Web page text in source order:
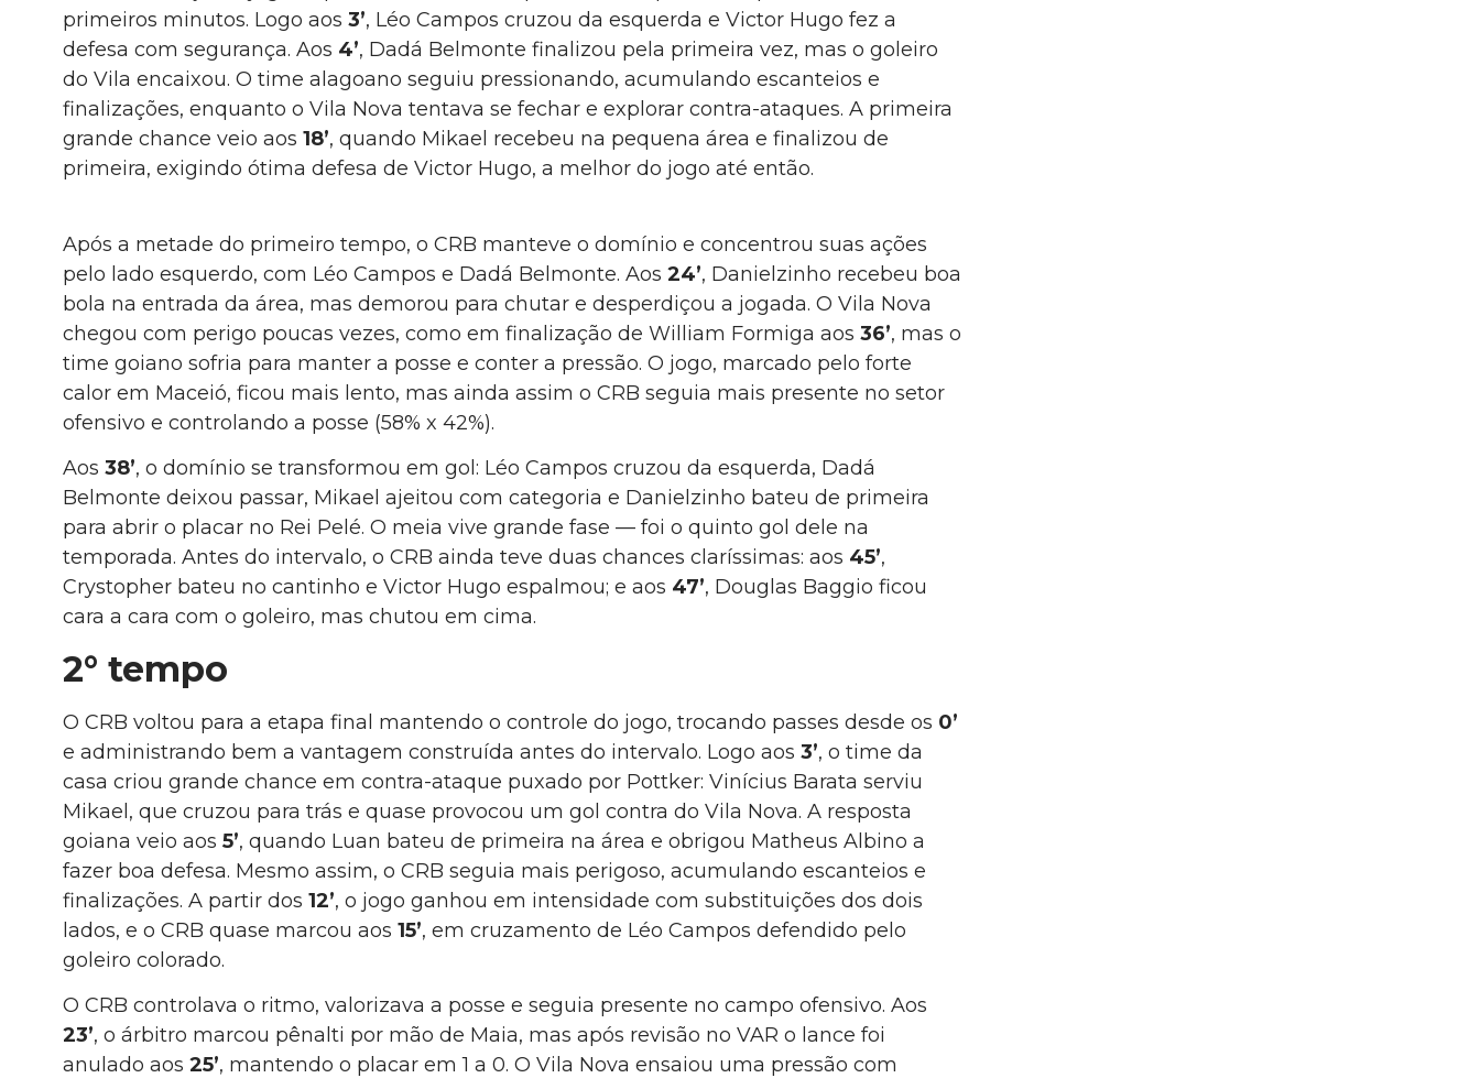
primeiros minutos. Logo aos 3’, Léo Campos cruzou da esquerda e Victor Hugo fez a
defesa com segurança. Aos 4’, Dadá Belmonte finalizou pela primeira vez, mas o goleiro
do Vila encaixou. O time alagoano seguiu pressionando, acumulando escanteios e
finalizações, enquanto o Vila Nova tentava se fechar e explorar contra-ataques. A primeira
grande chance veio aos 18’, quando Mikael recebeu na pequena área e finalizou de
primeira, exigindo ótima defesa de Victor Hugo, a melhor do jogo até então.
Após a metade do primeiro tempo, o CRB manteve o domínio e concentrou suas ações
pelo lado esquerdo, com Léo Campos e Dadá Belmonte. Aos 24’, Danielzinho recebeu boa
bola na entrada da área, mas demorou para chutar e desperdiçou a jogada. O Vila Nova
chegou com perigo poucas vezes, como em finalização de William Formiga aos 36’, mas o
time goiano sofria para manter a posse e conter a pressão. O jogo, marcado pelo forte
calor em Maceió, ficou mais lento, mas ainda assim o CRB seguia mais presente no setor
ofensivo e controlando a posse (58% x 42%).
Aos 38’, o domínio se transformou em gol: Léo Campos cruzou da esquerda, Dadá
Belmonte deixou passar, Mikael ajeitou com categoria e Danielzinho bateu de primeira
para abrir o placar no Rei Pelé. O meia vive grande fase — foi o quinto gol dele na
temporada. Antes do intervalo, o CRB ainda teve duas chances claríssimas: aos 45’,
Crystopher bateu no cantinho e Victor Hugo espalmou; e aos 47’, Douglas Baggio ficou
cara a cara com o goleiro, mas chutou em cima.
2° tempo
O CRB voltou para a etapa final mantendo o controle do jogo, trocando passes desde os 0’
e administrando bem a vantagem construída antes do intervalo. Logo aos 3’, o time da
casa criou grande chance em contra-ataque puxado por Pottker: Vinícius Barata serviu
Mikael, que cruzou para trás e quase provocou um gol contra do Vila Nova. A resposta
goiana veio aos 5’, quando Luan bateu de primeira na área e obrigou Matheus Albino a
fazer boa defesa. Mesmo assim, o CRB seguia mais perigoso, acumulando escanteios e
finalizações. A partir dos 12’, o jogo ganhou em intensidade com substituições dos dois
lados, e o CRB quase marcou aos 15’, em cruzamento de Léo Campos defendido pelo
goleiro colorado.
O CRB controlava o ritmo, valorizava a posse e seguia presente no campo ofensivo. Aos
23’, o árbitro marcou pênalti por mão de Maia, mas após revisão no VAR o lance foi
anulado aos 25’, mantendo o placar em 1 a 0. O Vila Nova ensaiou uma pressão com